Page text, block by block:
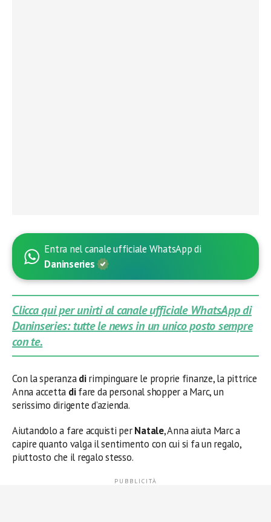
Entra nel canale ufficiale WhatsApp di
Daninseries
Clicca qui per unirti al canale ufficiale WhatsApp di
Daninseries: tutte le news in un unico posto sempre
con te.
Con la speranzadirimpinguare le proprie finanze, la pittrice
Anna accetta difare da personal shopper a Marc, un
serissimo dirigente d’azienda.
Aiutandolo a fare acquisti perNatale, Anna aiuta Marc a
capire quanto valga il sentimento con cui si fa un regalo,
piuttosto che il regalo stesso.